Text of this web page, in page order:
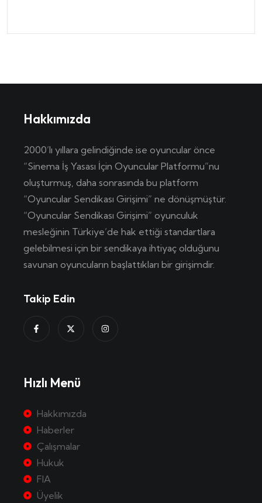
Hakkımızda
2000’lı yıllara gelindiğinde ise oyuncular önce
“Sinema İş Yasası İçin Oyuncular Platformu”nu
oluşturmuş, daha sonrasında bu platform
“Oyuncular Sendikası Girişimi” ne dönüşmüştür.
“Oyuncular Sendikası Girişimi” oyunculuk
mesleğinin Türkiye’de hak ettiği standartlara
gelebilmesi için bir sendikaya ihtiyaç olduğunu
savunan oyuncuların başlattıkları bir girişimdir.
Takip Edin
Hızlı Menü
Hakkımızda
Haberler
Çalışmalar
Hukuk
FIA
Üyelik